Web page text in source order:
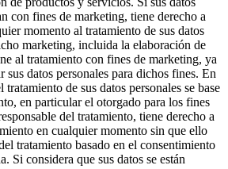
con fines de marketing, tiene derecho a
momento al tratamiento de sus datos
marketing, incluida la elaboración de
al tratamiento con fines de marketing, ya
sus datos personales para dichos fines. En
tratamiento de sus datos personales se base
en particular el otorgado para los fines
del tratamiento, tiene derecho a
en cualquier momento sin que ello
tratamiento basado en el consentimiento
Si considera que sus datos se están